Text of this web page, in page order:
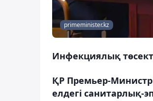
primeminister.kz
Инфекциялық
ҚР Премьер-
елдегі санитарлық-